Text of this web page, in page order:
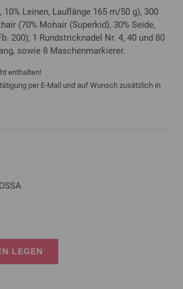
Leinen, Lauflänge 165 m/50 g), 300
(70% Mohair (Superkid), 30% Seide,
200); 1 Rundstricknadel Nr. 4, 40 und 80
sowie 8 Maschenmarkierer.
enthalten!
per E-Mail und auf Wunsch zusätzlich in
LEGEN